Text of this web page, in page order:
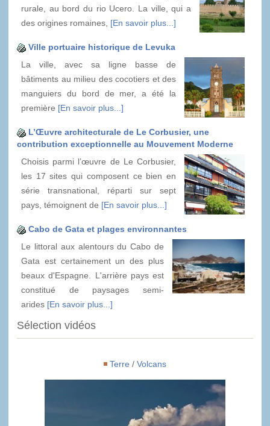
rurale, au bord du rio Ucero. La ville, qui a
des origines romaines, [En savoir plus...]
Ville portuaire historique de Levuka
La ville, avec sa ligne basse de
bâtiments au milieu des cocotiers et des
manguiers du bord de mer, a été la
première [En savoir plus...]
L’Œuvre architecturale de Le Corbusier, une
contribution exceptionnelle au Mouvement Moderne
Choisis parmi l’œuvre de Le Corbusier,
les 17 sites qui composent ce bien en
série transnational, réparti sur sept
pays, témoignent de [En savoir plus...]
Cabo de Gata et plages environnantes
Le littoral aux alentours du Cabo de
Gata est certainement un des plus
beaux d'Espagne. L'arrière pays est
constitué de paysages semi-
arides [En savoir plus...]
Sélection vidéos
Terre / Volcans